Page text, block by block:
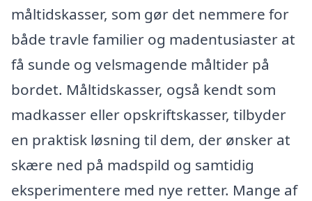
måltidskasser, som gør det nemmere for
både travle familier og madentusiaster at
få sunde og velsmagende måltider på
bordet. Måltidskasser, også kendt som
madkasser eller opskriftskasser, tilbyder
en praktisk løsning til dem, der ønsker at
skære ned på madspild og samtidig
eksperimentere med nye retter. Mange af